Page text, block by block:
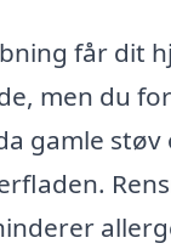
får dit
men du
gamle støv